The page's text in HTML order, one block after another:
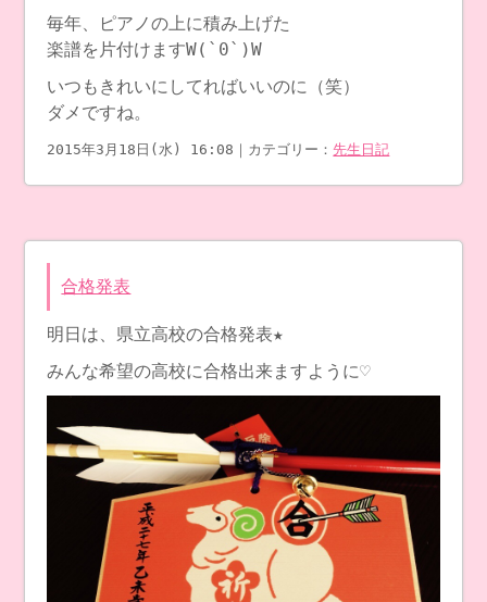
毎年、ピアノの上に積み上げた
楽譜を片付けますW(`0`)W
いつもきれいにしてればいいのに（笑）
ダメですね。
2015年3月18日(水) 16:08｜カテゴリー：先生日記
合格発表
明日は、県立高校の合格発表★
みんな希望の高校に合格出来ますように♡